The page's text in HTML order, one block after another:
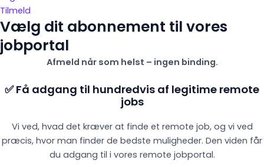
Tilmeld
Vælg dit abonnement til vores
jobportal
Afmeld når som helst – ingen binding.
✅ Få adgang til hundredvis af legitime remote
jobs
Vi ved, hvad det kræver at finde et remote job, og vi ved
præcis, hvor man finder de bedste muligheder. Den viden får
du adgang til i vores remote jobportal.